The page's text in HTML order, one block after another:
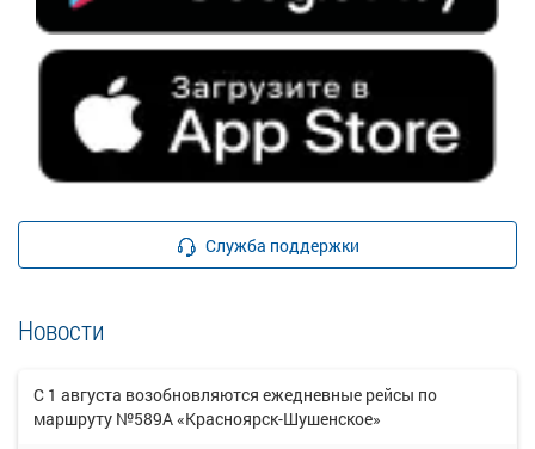
Служба поддержки
Новости
С 1 августа возобновляются ежедневные рейсы по
маршруту №589А «Красноярск-Шушенское»